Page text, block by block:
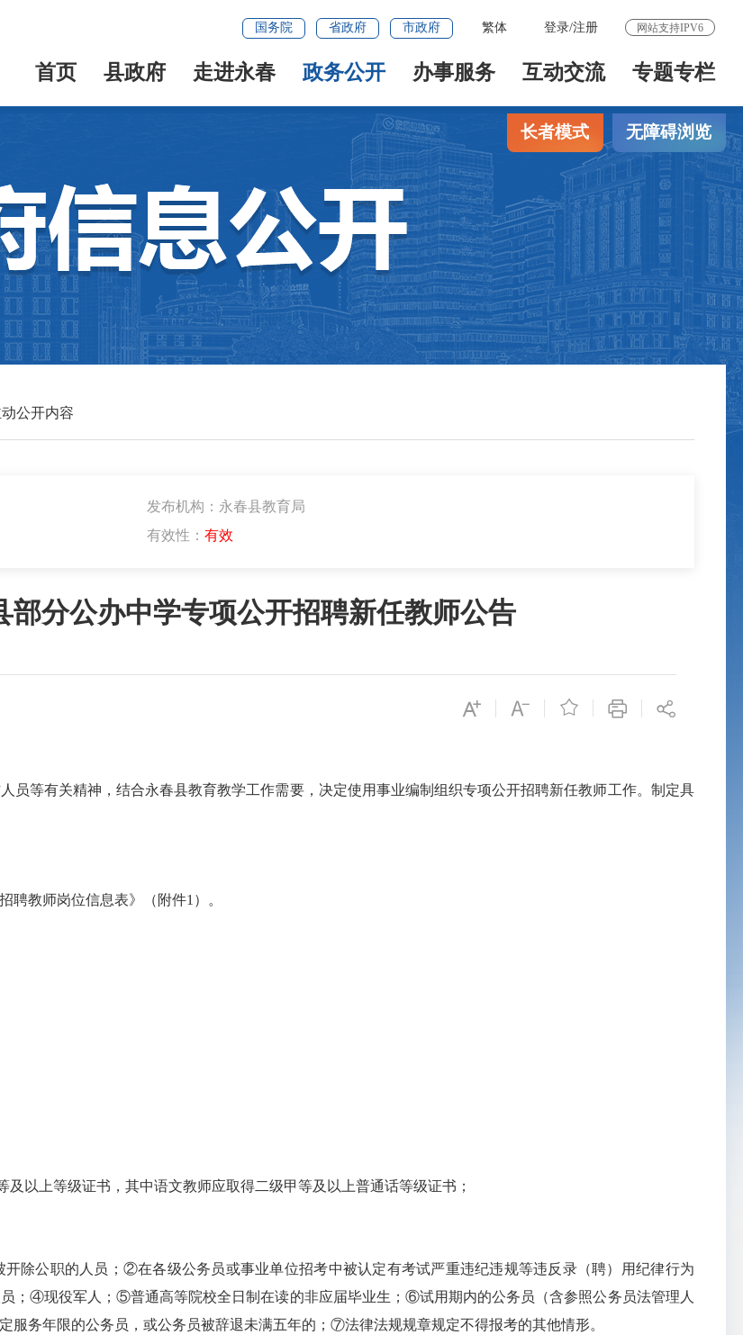
国务院 省政府 市政府 繁体 登录/注册 网站支持IPV6
首页 县政府 走进永春 政务公开 办事服务 互动交流 专题专栏
长者模式 无障碍浏览
公开内容
发布机构：永春县教育局
有效性： 有效
部分公办中学专项公开招聘新任教师公告

员等有关精神，结合永春县教育教学工作需要，决定使用事业编制组织专项公开招聘新任教师工作。制定具
聘教师岗位信息表》（附件1）。
以上等级证书，其中语文教师应取得二级甲等及以上普通话等级证书；
除公职的人员；②在各级公务员或事业单位招考中被认定有考试严重违纪违规等违反录（聘）用纪律行为
；④现役军人；⑤普通高等院校全日制在读的非应届毕业生；⑥试用期内的公务员（含参照公务员法管理人
服务年限的公务员，或公务员被辞退未满五年的；⑦法律法规规章规定不得报考的其他情形。